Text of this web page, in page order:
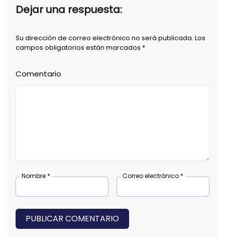
Dejar una respuesta:
Su dirección de correo electrónico no será publicada. Los
campos obligatorios están marcados *
Comentario
Nombre * Correo electrónico *
PUBLICAR COMENTARIO